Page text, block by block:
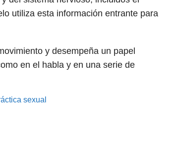
utiliza esta información entrante para
y desempeña un papel
en el habla y en una serie de
sexual